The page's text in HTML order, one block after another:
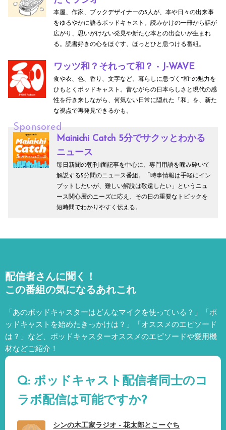
本屋、作家、ブックデザイナーの3人が、本や日々の出来事
をゆるやかに語るポッドキャスト。読みかけの一冊から話が
広がり、思いがけない発見や新たな本との出会いが生まれ
る。読書好きの心をほぐす、ほっとひと息つける番組。
ワッツ和？それって和？ - J-WAVE
食や衣、色、香り、文字など、暮らしに息づく"和"の魅力を
ひもとくポッドキャスト。昔ながらの日本らしさと現代の感
性を行き来しながら、何気ない日常に隠れた「和」を、新た
な視点で再発見できるかも。
Sponsored
Mainichi Catch 5分でサクッとわかる
ニュース
毎日新聞の朝刊1面記事を中心に、専門用語を噛み砕いて
解説する5分間のニュース番組。「時事情報は手軽にイン
プットしたいが、難しい解説は敬遠したい」というニュ
ース関心層のニーズに応え、その日の重要なトピックを
短時間でわかりやすく伝える。
配信者さんに聞く！
この番組の気になるあれこれ
「あのポッドキャスターはどんなマイクを使っている？」「ポ
ッドキャストを始めたきっかけは？」「オススメのエピソード
は？」など、 ポッドキャスターオススメのエピソードや愛用機
材などご紹介！
Q: ポッドキャスト配信者同士のコ
ラボ配信は可能ですか?
シンの木工家ラジオ - 花太郎とこーぐち